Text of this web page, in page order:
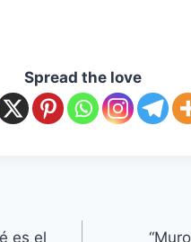
Spread the love
es el